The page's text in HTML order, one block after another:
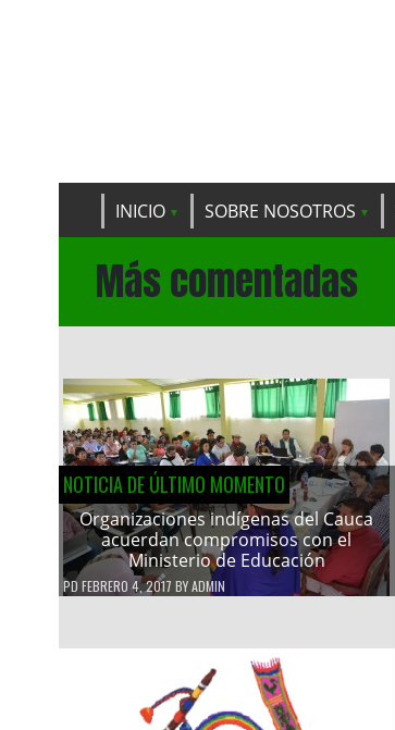
INICIO SOBRE NOSOTROS
Más comentadas
NOTICIA DE ÚLTIMO MOMENTO
Organizaciones indígenas del Cauca
acuerdan compromisos con el
Ministerio de Educación
PD FEBRERO 4, 2017 BYADMIN